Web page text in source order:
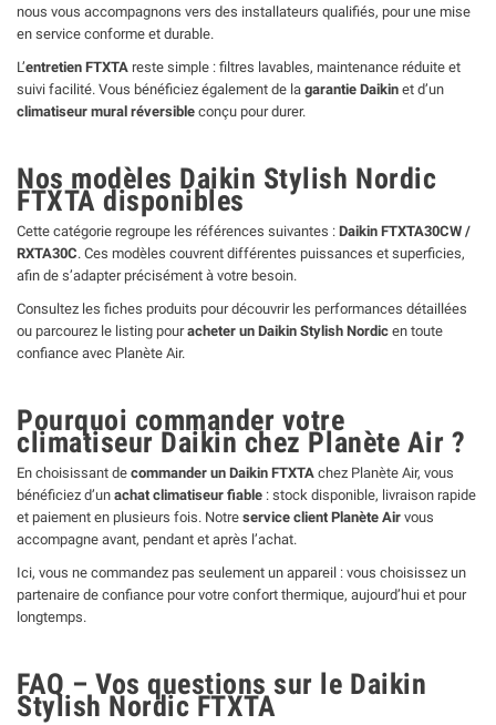
nous vous accompagnons vers des installateurs qualifiés, pour une mise
en service conforme et durable.
L’entretien FTXTA reste simple : filtres lavables, maintenance réduite et
suivi facilité. Vous bénéficiez également de la garantie Daikin et d’un
climatiseur mural réversible conçu pour durer.
Nos modèles Daikin Stylish Nordic
FTXTA disponibles
Cette catégorie regroupe les références suivantes : Daikin FTXTA30CW /
RXTA30C. Ces modèles couvrent différentes puissances et superficies,
afin de s’adapter précisément à votre besoin.
Consultez les fiches produits pour découvrir les performances détaillées
ou parcourez le listing pouracheter un Daikin Stylish Nordic en toute
confiance avec Planète Air.
Pourquoi commander votre
climatiseur Daikin chez Planète Air ?
En choisissant de commander un Daikin FTXTA chez Planète Air, vous
bénéficiez d’un achat climatiseur fiable : stock disponible, livraison rapide
et paiement en plusieurs fois. Notre service client Planète Air vous
accompagne avant, pendant et après l’achat.
Ici, vous ne commandez pas seulement un appareil : vous choisissez un
partenaire de confiance pour votre confort thermique, aujourd’hui et pour
longtemps.
FAQ – Vos questions sur le Daikin
Stylish Nordic FTXTA